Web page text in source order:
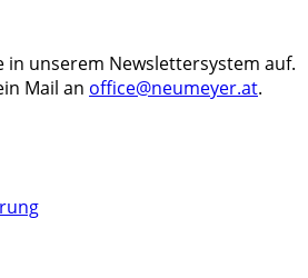
in unserem Newslettersystem auf.
Mail an office@neumeyer.at.